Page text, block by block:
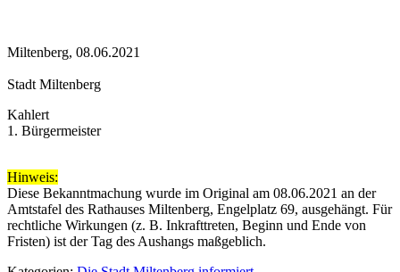
Miltenberg, 08.06.2021
Stadt Miltenberg
Kahlert
1. Bürgermeister
Hinweis:
Diese Bekanntmachung wurde im Original am 08.06.2021 an der
Amtstafel des Rathauses Miltenberg, Engelplatz 69, ausgehängt. Für
rechtliche Wirkungen (z. B. Inkrafttreten, Beginn und Ende von
Fristen) ist der Tag des Aushangs maßgeblich.